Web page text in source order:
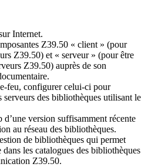
Internet.
Z39.50 « client » (pour
Z39.50) et « serveur » (pour être
Z39.50) auprès de son
feu, configurer celui-ci pour
serveurs des bibliothèques utilisant le
d’une version suffisamment récente
au réseau des bibliothèques.
de bibliothèques qui permet
les catalogues des bibliothèques
Z39.50.